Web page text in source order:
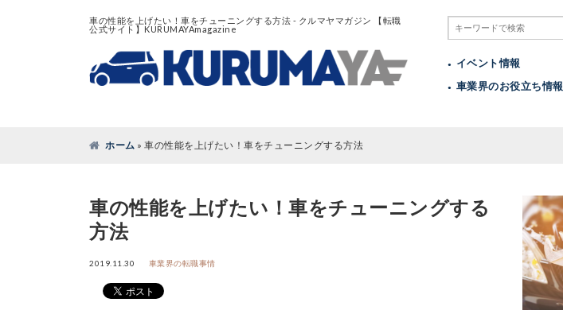
車の性能を上げたい！車をチューニングする方法 - クルマヤマガジン 【転職
公式サイト】KURUMAYAmagazine
イベント情報
車業界のお役立ち情報
ホーム » 車の性能を上げたい！車をチューニングする方法
車の性能を上げたい！車をチューニングする
方法
2019.11.30 車業界の転職事情